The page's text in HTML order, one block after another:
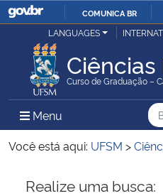
COMUNICA BR
Ministério da Justiça e Segurança
Ministério da Defesa
Ministério das Relações Exteriores
Ministério da Economia
LANGUAGES
Curso de Graduação –
Menu Menu Principal
Você está aqui: UFSM >
Início do conteúdo
Realize uma busca: